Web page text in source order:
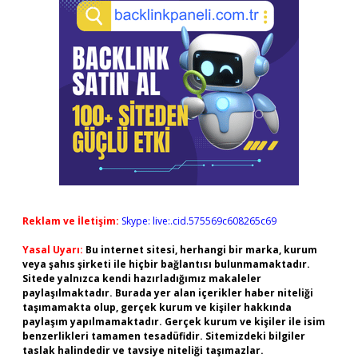
Reklam ve İletişim: Skype: live:.cid.575569c608265c69
Yasal Uyarı: Bu internet sitesi, herhangi bir marka, kurum
veya şahıs şirketi ile hiçbir bağlantısı bulunmamaktadır.
Sitede yalnızca kendi hazırladığımız makaleler
paylaşılmaktadır. Burada yer alan içerikler haber niteliği
taşımamakta olup, gerçek kurum ve kişiler hakkında
paylaşım yapılmamaktadır. Gerçek kurum ve kişiler ile isim
benzerlikleri tamamen tesadüfidir. Sitemizdeki bilgiler
taslak halindedir ve tavsiye niteliği taşımazlar.